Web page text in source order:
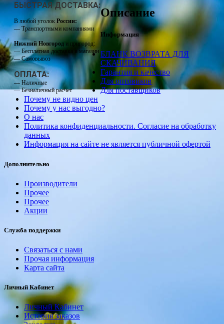
БЫСТРАЯ ДОСТАВКА:
В любой уголок России:
— Транспортными компаниями
Нижний Новгород и пригород:
— Бесплатная доставка в магазин
— Самовывоз
ОПЛАТА:
— Наличные
— Безналичный расчет
Описание
Информация
БЛАНК ВОЗВРАТА ДЛЯ
СКАЧИВАНИЯ
Гарантия и качество
Для оптовиков
Для поставщиков
Почему не видно цен
Почему у нас выгодно?
О нас
Политика конфиденциальности. Согласие на обработку
данных
Информация на сайте не является публичной офертой
Дополнительно
Производители
Прочее
Прочее
Акции
Служба поддержки
Связаться с нами
Прочая информация
Карта сайта
Личный Кабинет
Личный Кабинет
История заказов